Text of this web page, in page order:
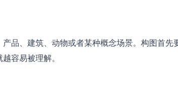
品、建筑、动物或者某种概念场景。构图首先
容易被理解。